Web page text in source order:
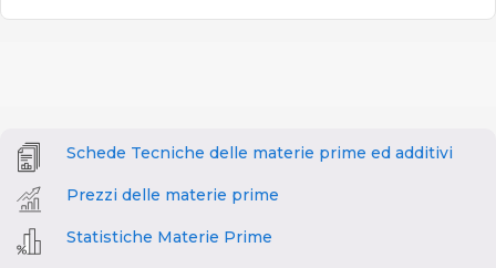
Schede Tecniche delle materie prime ed additivi
Prezzi delle materie prime
Statistiche Materie Prime